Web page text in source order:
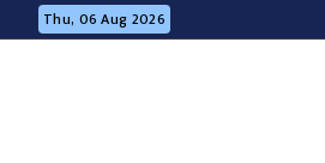
Thu, 06 Aug 2026